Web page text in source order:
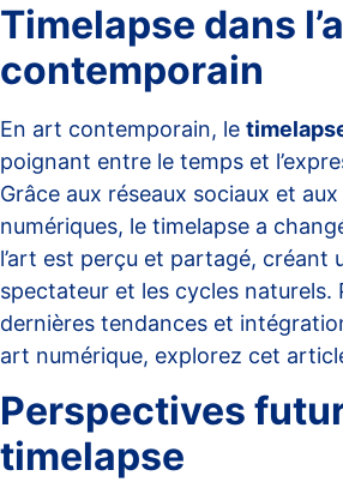
Timelapse dans
contemporain
En art contemporain, le
poignant entre le temps et
Grâce aux réseaux sociaux et
numériques, le timelapse a
l’art est perçu et partagé, créant
spectateur et les cycles naturels.
dernières tendances et
art numérique, explorez cet
Perspectives
timelapse